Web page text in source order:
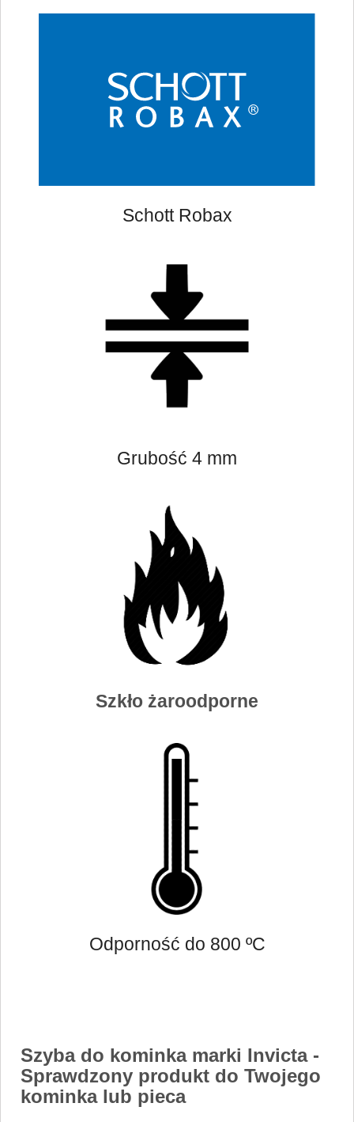
Schott Robax
Grubość 4 mm
Szkło żaroodporne
Odporność do 800 ºC
Szyba do kominka marki Invicta-
Sprawdzony produkt do Twojego
kominka lub pieca